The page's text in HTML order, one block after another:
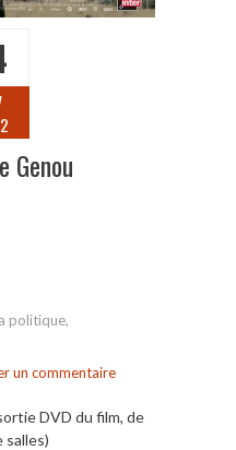
Genou
politique,
un commentaire
DVD du film, de
salles)